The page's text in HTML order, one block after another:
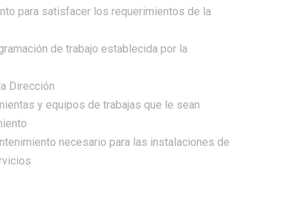
para satisfacer los requerimientos de la
de trabajo establecida por la
Dirección
y equipos de trabajas que le sean
necesario para las instalaciones de